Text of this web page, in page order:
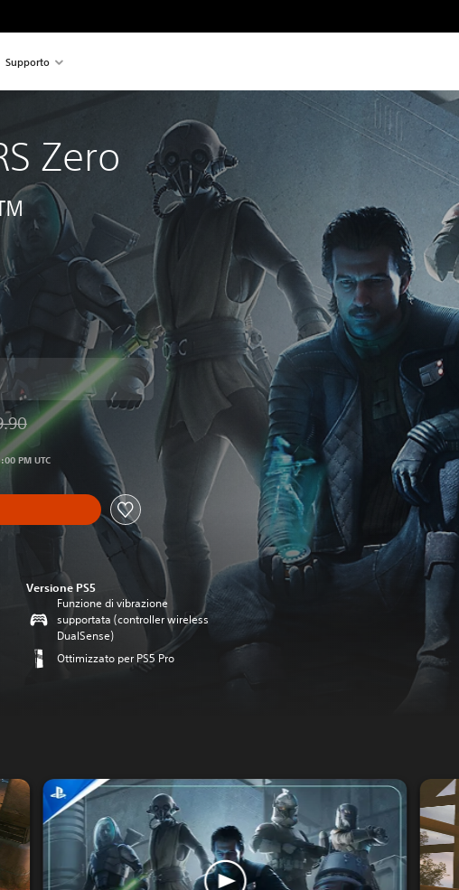
Supporto
Zero
dal prezzo originale di CHF 59.90
PM UTC
Versione PS5
Funzione di vibrazione
supportata (controller wireless
DualSense)
Ottimizzato per PS5 Pro